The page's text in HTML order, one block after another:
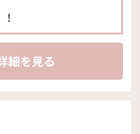
細を見る